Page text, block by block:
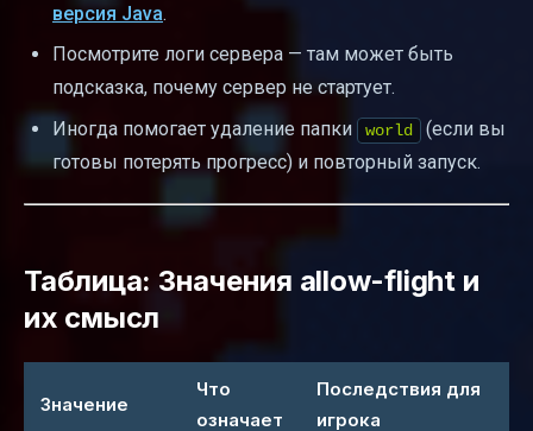
версия Java.
Посмотрите логи сервера — там может быть
подсказка, почему сервер не стартует.
Иногда помогает удаление папки
world
(если вы
готовы потерять прогресс) и повторный запуск.
Таблица: Значения allow-flight и
их смысл
Значение
Что
означает
Последствия для
игрока